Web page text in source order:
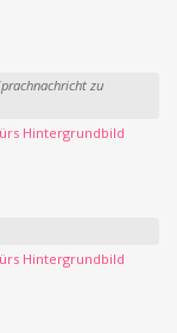
zu
Hintergrundbild
Hintergrundbild